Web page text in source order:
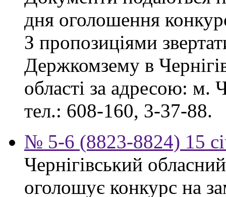
дня оголошення
З пропозиціями
Держкомзему в
області за адресою: м.
тел.: 608-160, 3-37-88.
№ 5-6 (8823-8824) 15
Чернігівський
оголошує конкурс на